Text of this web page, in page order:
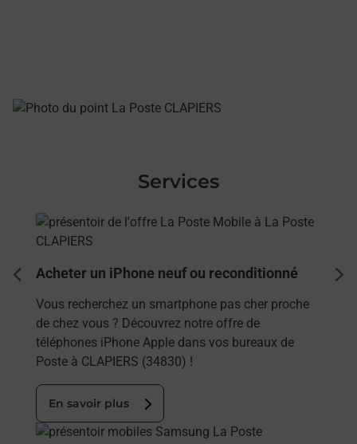
Services
En savoir plus
Acheter un iPhone neuf ou reconditionné
Vous recherchez un smartphone pas cher proche
de chez vous ? Découvrez notre offre de
téléphones iPhone Apple dans vos bureaux de
Poste à CLAPIERS (34830) !
En savoir plus
En savoir plus